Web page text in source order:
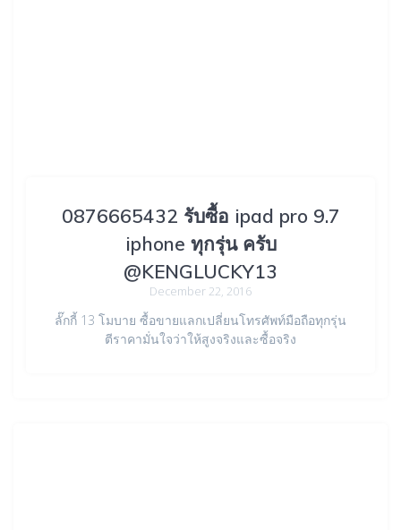
0876665432 รับซื้อ ipad pro 9.7
iphone ทุกรุ่น ครับ
@KENGLUCKY13
December 22, 2016
ลั๊กกี้ 13 โมบาย ซื้อขายแลกเปลี่ยนโทรศัพท์มือถือทุกรุ่น
ตีราคามั่นใจว่าให้สูงจริงและซื้อจริง